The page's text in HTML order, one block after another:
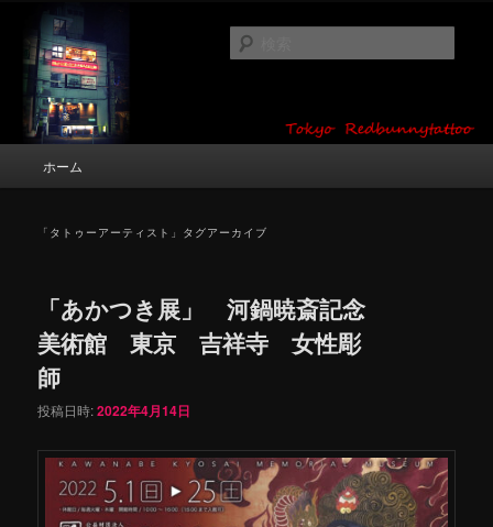
ン
ツ
東京 タトゥースタジオ 吉祥寺 Red
Bunny Tattoo タトゥーデザイン・タ
トゥー画像
タトゥーデザイン・画像の紹介（和彫り・ワンポイント・girl tattoo）
ホーム
「 タトゥーアーティスト 」タグアーカイブ
「あかつき展」 河鍋暁斎記念
美術館 東京 吉祥寺 女性彫
師
投稿日時:2022年4月14日